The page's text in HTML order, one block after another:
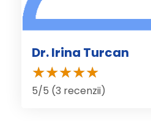
Dr. Irina Turcan
5/5 (3 recenzii)